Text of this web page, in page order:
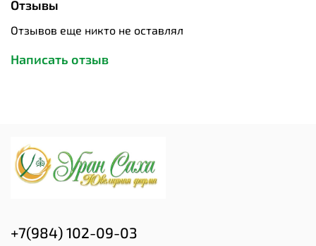
Отзывы
Отзывов еще никто не оставлял
Написать отзыв
+7(984) 102-09-03